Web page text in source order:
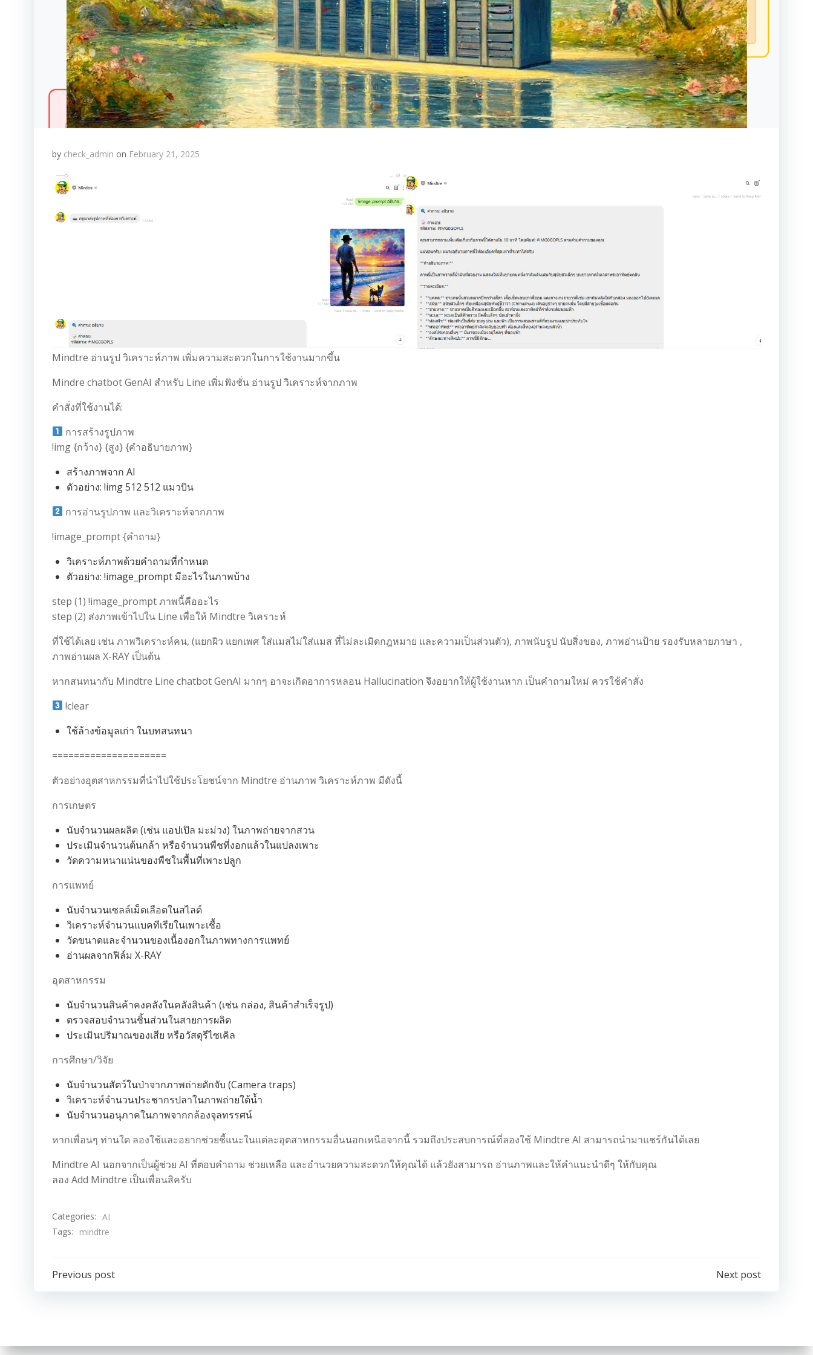
by check_admin on February 21, 2025
Mindtre อ่านรูป วิเคราะห์ภาพ เพิ่มความสะดวกในการใช้งานมากขึ้น
Mindre chatbot GenAI สำหรับ Line เพิ่มฟังชั่น อ่านรูป วิเคราะห์จากภาพ
คำสั่งที่ใช้งานได้:
การสร้างรูปภาพ
!img {กว้าง} {สูง} {คำอธิบายภาพ}
สร้างภาพจาก AI
ตัวอย่าง: !img 512 512 แมวบิน
การอ่านรูปภาพ และวิเคราะห์จากภาพ
!image_prompt {คำถาม}
วิเคราะห์ภาพด้วยคำถามที่กำหนด
ตัวอย่าง: !image_prompt มีอะไรในภาพบ้าง
step (1) !image_prompt ภาพนี้คืออะไร
step (2) ส่งภาพเข้าไปใน Line เพื่อให้ Mindtre วิเคราะห์
ที่ใช้ได้เลย เช่น ภาพวิเคราะห์คน, (แยกผิว แยกเพศ ใส่แมสไม่ใส่แมส ที่ไม่ละเมิดกฎหมาย และความเป็นส่วนตัว), ภาพนับรูป นับสิ่งของ, ภาพอ่านป้าย รองรับหลายภาษา ,
ภาพอ่านผล X-RAY เป็นต้น
หากสนทนากับ Mindtre Line chatbot GenAI มากๆ อาจะเกิดอาการหลอน Hallucination จึงอยากให้ผู้ใช้งานหาก เป็นคำถามใหม่ ควรใช้คำสั่ง
!clear
ใช้ล้างข้อมูลเก่า ในบทสนทนา
=====================
ตัวอย่างอุตสาหกรรมที่นำไปใช้ประโยชน์จาก Mindtre อ่านภาพ วิเคราะห์ภาพ มีดังนี้
การเกษตร
นับจำนวนผลผลิต (เช่น แอปเปิล มะม่วง) ในภาพถ่ายจากสวน
ประเมินจำนวนต้นกล้า หรือจำนวนพืชที่งอกแล้วในแปลงเพาะ
วัดความหนาแน่นของพืชในพื้นที่เพาะปลูก
การแพทย์
นับจำนวนเซลล์เม็ดเลือดในสไลด์
วิเคราะห์จำนวนแบคทีเรียในเพาะเชื้อ
วัดขนาดและจำนวนของเนื้องอกในภาพทางการแพทย์
อ่านผลจากฟิล์ม X-RAY
อุตสาหกรรม
นับจำนวนสินค้าคงคลังในคลังสินค้า (เช่น กล่อง, สินค้าสำเร็จรูป)
ตรวจสอบจำนวนชิ้นส่วนในสายการผลิต
ประเมินปริมาณของเสีย หรือวัสดุรีไซเคิล
การศึกษา/วิจัย
นับจำนวนสัตว์ในป่าจากภาพถ่ายดักจับ (Camera traps)
วิเคราะห์จำนวนประชากรปลาในภาพถ่ายใต้น้ำ
นับจำนวนอนุภาคในภาพจากกล้องจุลทรรศน์
หากเพื่อนๆ ท่านใด ลองใช้และอยากช่วยชี้แนะในแต่ละอุตสาหกรรมอื่นนอกเหนือจากนี้ รวมถึงประสบการณ์ที่ลองใช้ Mindtre AI สามารถนำมาแชร์กันได้เลย
Mindtre AI นอกจากเป็นผู้ช่วย AI ที่ตอบคำถาม ช่วยเหลือ และอำนวยความสะดวกให้คุณได้ แล้วยังสามารถ อ่านภาพและให้คำแนะนำดีๆ ให้กับคุณ
ลอง Add Mindtre เป็นเพื่อนสิครับ
Categories: AI
Tags:
mindtre
Post
Previous post Next post